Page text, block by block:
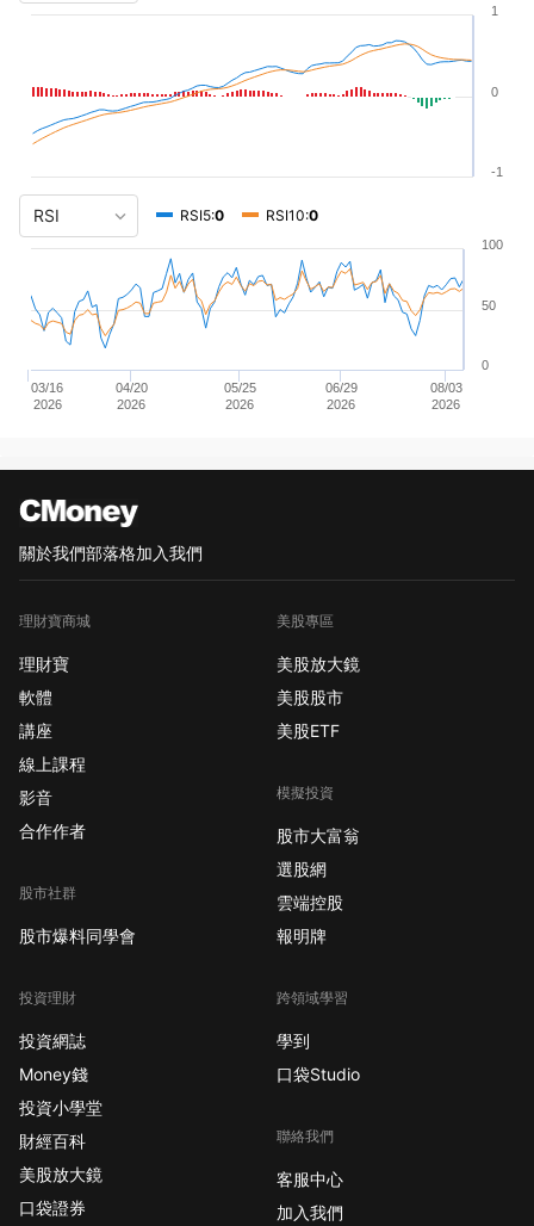
-1
0
1
RSI5:0 RSI10:0
08/03
2026
03/16
2026
04/20
2026
05/25
2026
06/29
2026
0
50
100
關於我們部落格加入我們
理財寶商城
理財寶
軟體
講座
線上課程
影音
合作作者
股市社群
股市爆料同學會
投資理財
投資網誌
Money錢
投資小學堂
財經百科
美股放大鏡
口袋證券
美股專區
美股放大鏡
美股股市
美股ETF
模擬投資
股市大富翁
選股網
雲端控股
報明牌
跨領域學習
學到
口袋Studio
聯絡我們
客服中心
加入我們